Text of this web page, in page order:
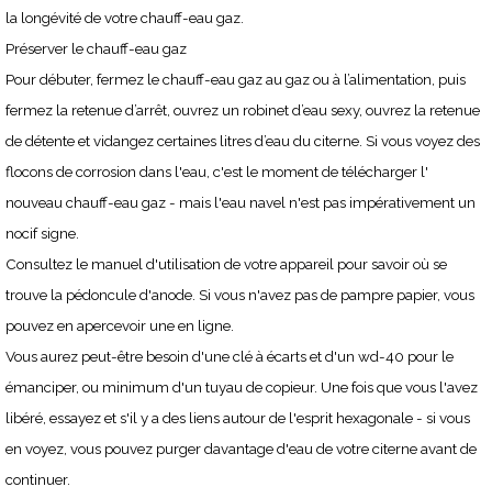
la longévité de votre chauff-eau gaz.
Préserver le chauff-eau gaz
Pour débuter, fermez le chauff-eau gaz au gaz ou à l’alimentation, puis
fermez la retenue d’arrêt, ouvrez un robinet d’eau sexy, ouvrez la retenue
de détente et vidangez certaines litres d’eau du citerne. Si vous voyez des
flocons de corrosion dans l'eau, c'est le moment de télécharger l'
nouveau chauff-eau gaz - mais l'eau navel n'est pas impérativement un
nocif signe.
Consultez le manuel d'utilisation de votre appareil pour savoir où se
trouve la pédoncule d'anode. Si vous n'avez pas de pampre papier, vous
pouvez en apercevoir une en ligne.
Vous aurez peut-être besoin d'une clé à écarts et d'un wd-40 pour le
émanciper, ou minimum d'un tuyau de copieur. Une fois que vous l'avez
libéré, essayez et s'il y a des liens autour de l'esprit hexagonale - si vous
en voyez, vous pouvez purger davantage d'eau de votre citerne avant de
continuer.